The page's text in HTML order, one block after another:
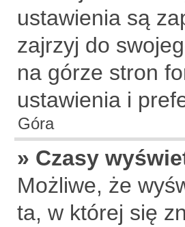
ustawienia są
zajrzyj do
na górze stron
ustawienia i
Góra
» Czasy
Możliwe, że
ta, w której się